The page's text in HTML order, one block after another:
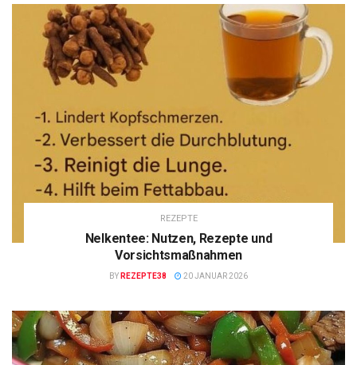
REZEPTE
Nelkentee: Nutzen, Rezepte und
Vorsichtsmaßnahmen
BY REZEPTE38 20 JANUAR 2026